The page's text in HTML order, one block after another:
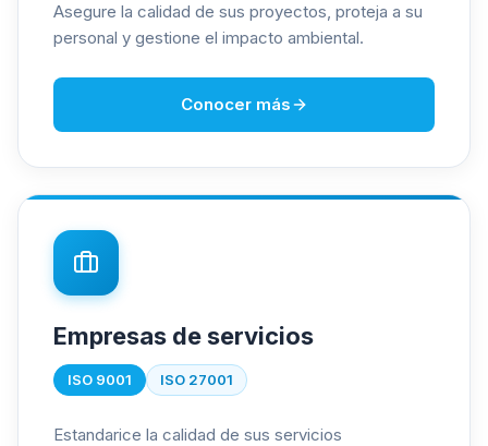
Asegure la calidad de sus proyectos, proteja a su
personal y gestione el impacto ambiental.
Conocer más
Empresas de servicios
ISO 9001 ISO 27001
Estandarice la calidad de sus servicios